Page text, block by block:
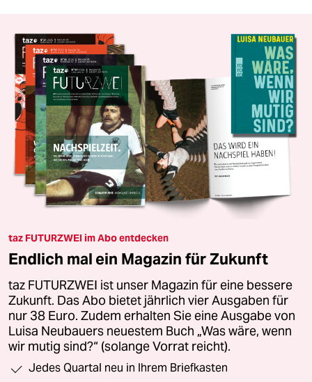
taz FUTURZWEI im Abo entdecken
Endlich mal ein Magazin für Zukunft
taz FUTURZWEI ist unser Magazin für eine bessere
Zukunft. Das Abo bietet jährlich vier Ausgaben für
nur 38 Euro. Zudem erhalten Sie eine Ausgabe von
Luisa Neubauers neuestem Buch „Was wäre, wenn
wir mutig sind?“ (solange Vorrat reicht).
Jedes Quartal neu in Ihrem Briefkasten